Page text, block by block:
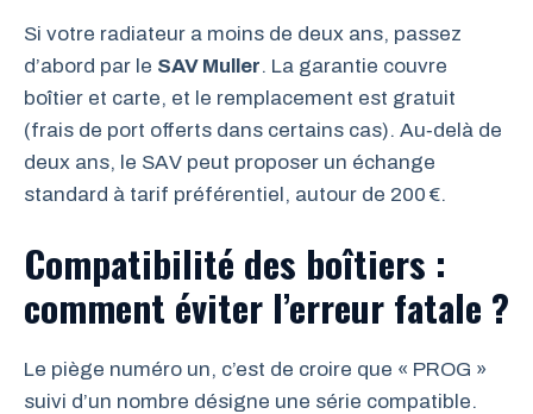
Si votre radiateur a moins de deux ans, passez
d’abord par le SAV Muller. La garantie couvre
boîtier et carte, et le remplacement est gratuit
(frais de port offerts dans certains cas). Au‑delà de
deux ans, le SAV peut proposer un échange
standard à tarif préférentiel, autour de 200 €.
Compatibilité des boîtiers :
comment éviter l’erreur fatale ?
Le piège numéro un, c’est de croire que « PROG »
suivi d’un nombre désigne une série compatible.